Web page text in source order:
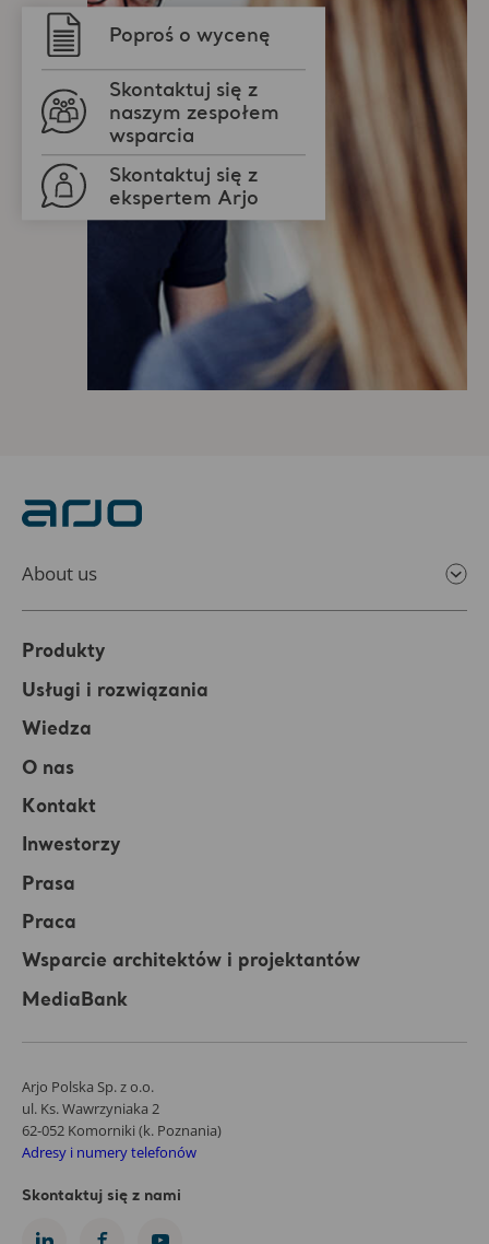
Poproś o wycenę
Skontaktuj się z
naszym zespołem
wsparcia
Skontaktuj się z
ekspertem Arjo
About us
Produkty
Usługi i rozwiązania
Wiedza
O nas
Kontakt
Inwestorzy
Prasa
Praca
Wsparcie architektów i projektantów
MediaBank
Arjo Polska Sp. z o.o.
ul. Ks. Wawrzyniaka 2
62-052 Komorniki (k. Poznania)
Adresy i numery telefonów
Skontaktuj się z nami